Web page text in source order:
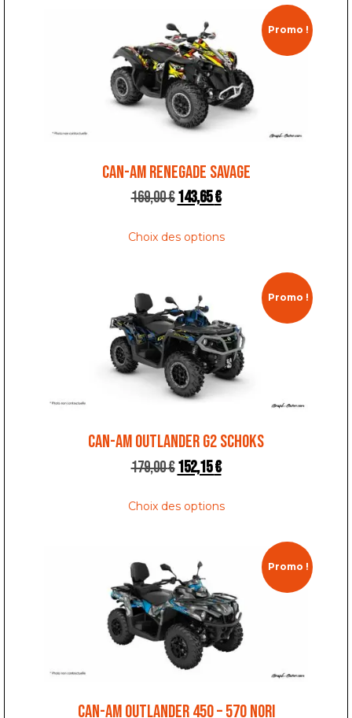
Promo !
CAN-AM RENEGADE SAVAGE
169,00€143,65€
Choix des options
Promo !
CAN-AM OUTLANDER G2 SCHOKS
179,00€152,15€
Choix des options
Promo !
CAN-AM OUTLANDER 450 – 570 NORI